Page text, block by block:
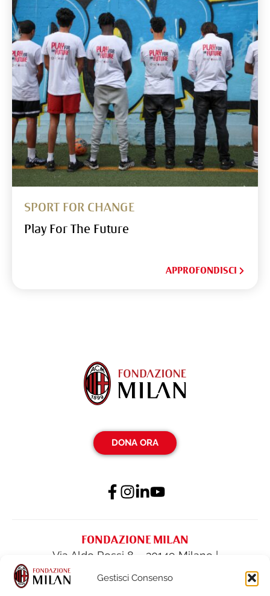
Gestisci Consenso
SPORT FOR CHANGE
Play For The Future
APPROFONDISCI
DONA ORA
FONDAZIONE MILAN
Via Aldo Rossi 8 – 20149 Milano |
fondazione@acmilan.com
62284522